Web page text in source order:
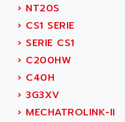
ADANI PSC
ADAPTATER
ADAPTATIVE
ADAPTEC
ADAPTORR
ADAS
ADC AUTOMATICA
› NT20S
› CS1 SERIE
› SERIE CS1
› C200HW
› C40H
› 3G3XV
› MECHATROLINK-II